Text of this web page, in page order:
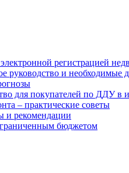
регистрацией
руководство и необходимые
для покупателей по ДДУ в
– практические советы
и рекомендации
бюджетом